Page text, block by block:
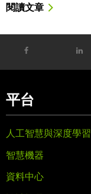
閱讀文章
平台
人工智慧與深度學習
智慧機器
資料中心